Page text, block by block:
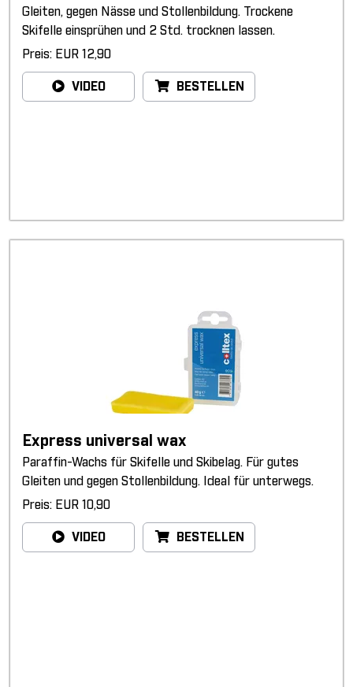
Gleiten, gegen Nässe und Stollenbildung. Trockene
Skifelle einsprühen und 2 Std. trocknen lassen.
Preis: EUR 12,90
VIDEO BESTELLEN
Express universal wax
Paraffin-Wachs für Skifelle und Skibelag. Für gutes
Gleiten und gegen Stollenbildung. Ideal für unterwegs.
Preis: EUR 10,90
VIDEO BESTELLEN